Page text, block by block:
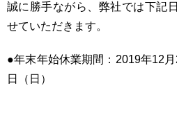
誠に勝手ながら、弊社では下記
せていただきます。
●年末年始休業期間：2019年12
日（日）